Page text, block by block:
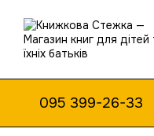
095 399-26-33